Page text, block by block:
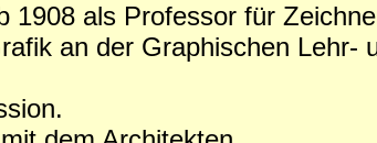
1908 als Professor für
an der Graphischen Lehr-